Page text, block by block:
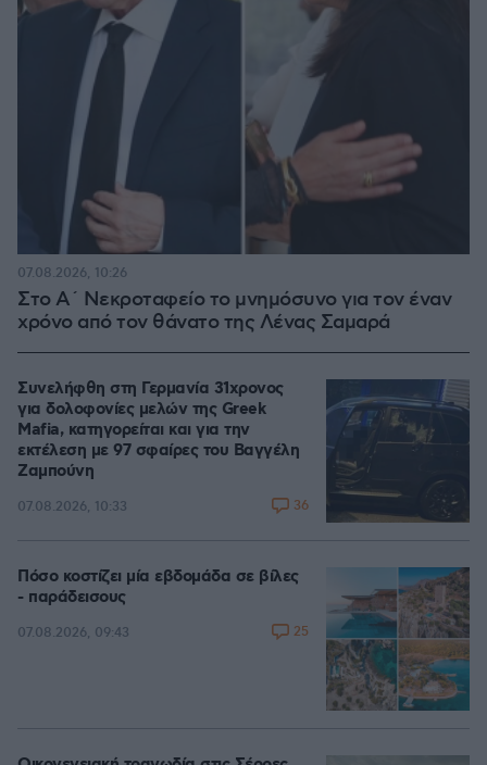
Στο Α΄ Νεκροταφείο το μνημόσυνο για τον έναν
χρόνο από τον θάνατο της Λένας Σαμαρά
07.08.2026, 10:26
Συνελήφθη στη Γερμανία 31χρονος
για δολοφονίες μελών της Greek
Mafia, κατηγορείται και για την
εκτέλεση με 97 σφαίρες του Βαγγέλη
Ζαμπούνη
07.08.2026, 10:33 36
Πόσο κοστίζει μία εβδομάδα σε βίλες
- παράδεισους
07.08.2026, 09:43 25